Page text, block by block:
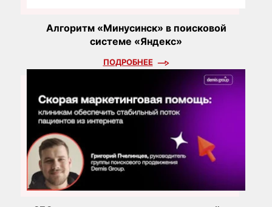
Алгоритм «Минусинск» в поисковой
системе «Яндекс»
ПОДРОБНЕЕ